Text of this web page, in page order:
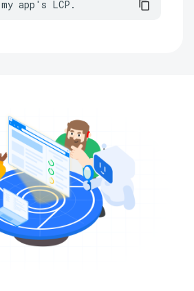
app's LCP.